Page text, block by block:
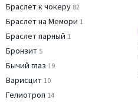
Браслет к чокеру 82
Браслет на Мемори 1
Браслет парный 1
Бронзит 5
Бычий глаз 19
Варисцит 10
Гелиотроп 14